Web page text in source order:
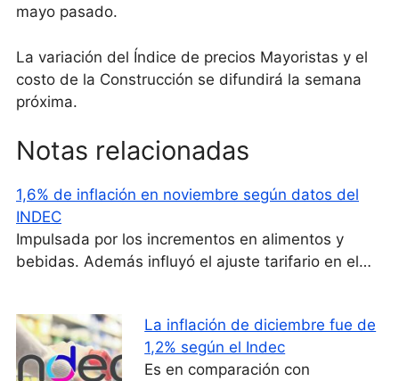
mayo pasado.
La variación del Índice de precios Mayoristas y el
costo de la Construcción se difundirá la semana
próxima.
Notas relacionadas
1,6% de inflación en noviembre según datos del
INDEC
Impulsada por los incrementos en alimentos y
bebidas. Además influyó el ajuste tarifario en el…
La inflación de diciembre fue de
1,2% según el Indec
Es en comparación con